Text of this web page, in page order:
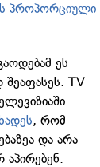
პროპორციული
ეს
შეაფასეს. TV
, რომ
და არა
აპირებენ.